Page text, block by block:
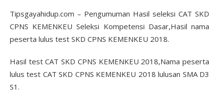
Tipsgayahidup.com – Pengumuman Hasil seleksi CAT SKD
CPNS KEMENKEU Seleksi Kompetensi Dasar,Hasil nama
peserta lulus test SKD CPNS KEMENKEU 2018.
Hasil test CAT SKD CPNS KEMENKEU 2018,Nama peserta
lulus test CAT SKD CPNS KEMENKEU 2018 lulusan SMA D3
S1.